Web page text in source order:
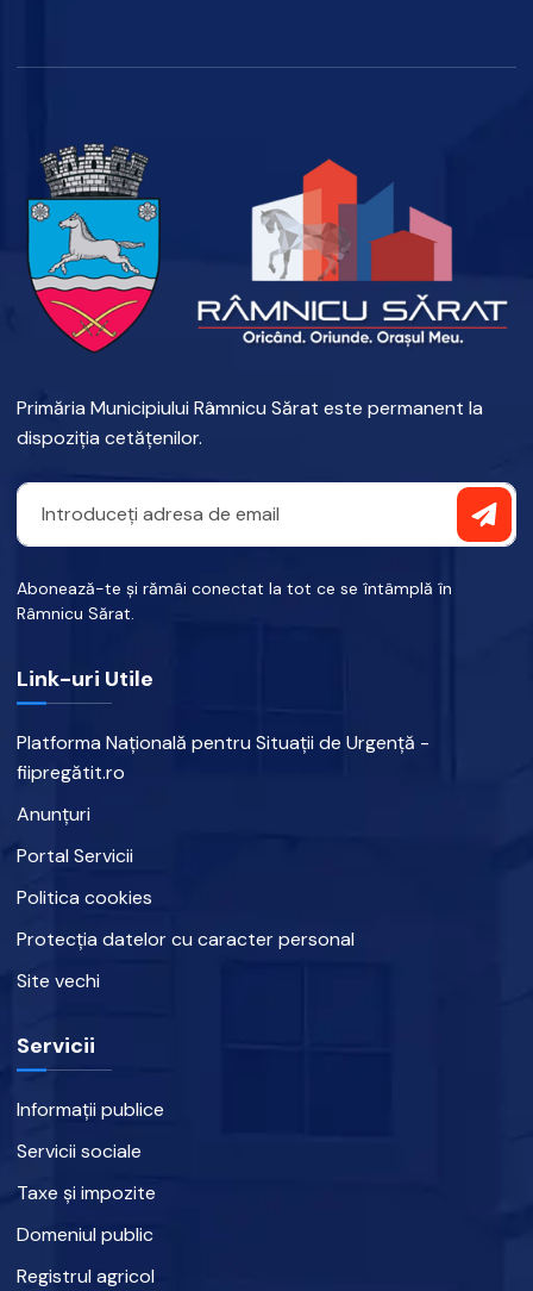
Primăria Municipiului Râmnicu Sărat este permanent la
dispoziția cetățenilor.
Abonează-te și rămâi conectat la tot ce se întâmplă în
Râmnicu Sărat.
Link-uri Utile
Platforma Națională pentru Situații de Urgență -
fiipregătit.ro
Anunțuri
Portal Servicii
Politica cookies
Protecția datelor cu caracter personal
Site vechi
Servicii
Informații publice
Servicii sociale
Taxe și impozite
Domeniul public
Registrul agricol